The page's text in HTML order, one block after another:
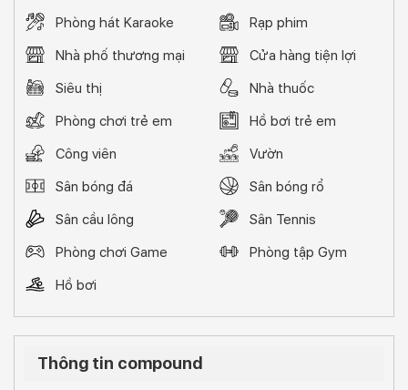
Phòng hát Karaoke
Rạp phim
Nhà phố thương mại
Cửa hàng tiện lợi
Siêu thị
Nhà thuốc
Phòng chơi trẻ em
Hồ bơi trẻ em
Công viên
Vườn
Sân bóng đá
Sân bóng rổ
Sân cầu lông
Sân Tennis
Phòng chơi Game
Phòng tập Gym
Hồ bơi
Thông tin compound